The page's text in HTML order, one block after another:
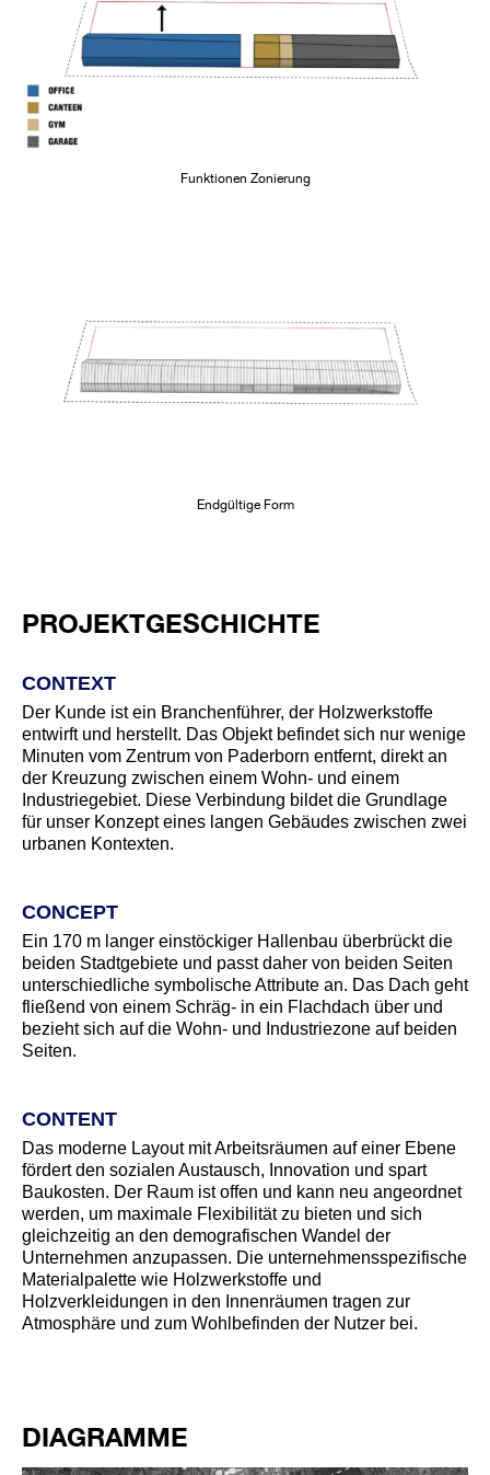
Funktionen Zonierung
Endgültige Form
PROJEKTGESCHICHTE
CONTEXT
Der Kunde ist ein Branchenführer, der Holzwerkstoffe
entwirft und herstellt. Das Objekt befindet sich nur wenige
Minuten vom Zentrum von Paderborn entfernt, direkt an
der Kreuzung zwischen einem Wohn- und einem
Industriegebiet. Diese Verbindung bildet die Grundlage
für unser Konzept eines langen Gebäudes zwischen zwei
urbanen Kontexten.
CONCEPT
Ein 170 m langer einstöckiger Hallenbau überbrückt die
beiden Stadtgebiete und passt daher von beiden Seiten
unterschiedliche symbolische Attribute an. Das Dach geht
fließend von einem Schräg- in ein Flachdach über und
bezieht sich auf die Wohn- und Industriezone auf beiden
Seiten.
CONTENT
Das moderne Layout mit Arbeitsräumen auf einer Ebene
fördert den sozialen Austausch, Innovation und spart
Baukosten. Der Raum ist offen und kann neu angeordnet
werden, um maximale Flexibilität zu bieten und sich
gleichzeitig an den demografischen Wandel der
Unternehmen anzupassen. Die unternehmensspezifische
Materialpalette wie Holzwerkstoffe und
Holzverkleidungen in den Innenräumen tragen zur
Atmosphäre und zum Wohlbefinden der Nutzer bei.
DIAGRAMME